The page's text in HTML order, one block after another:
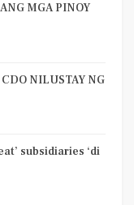
MGA PINOY
NILUSTAY NG
subsidiaries ‘di